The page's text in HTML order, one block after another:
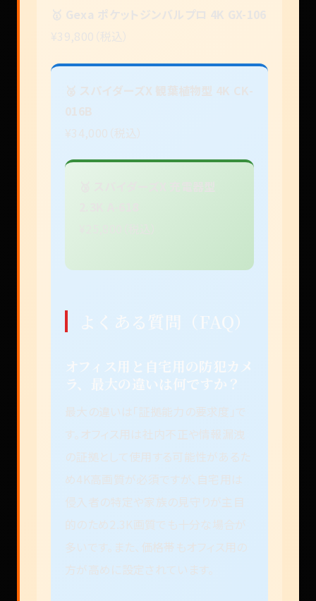
🥇 Gexa ポケットジンバルプロ 4K GX-106
¥39,800（税込）
🥈 スパイダーズX 観葉植物型 4K CK-
016B
¥34,000（税込）
よくある質問（FAQ）
オフィス用と自宅用の防犯カメ
ラ、最大の違いは何ですか？
最大の違いは「証拠能力の要求度」で
す。オフィス用は社内不正や情報漏洩
の証拠として使用する可能性があるた
め4K高画質が必須ですが、自宅用は
侵入者の特定や家族の見守りが主目
的のため2.3K画質でも十分な場合が
多いです。また、価格帯もオフィス用の
方が高めに設定されています。